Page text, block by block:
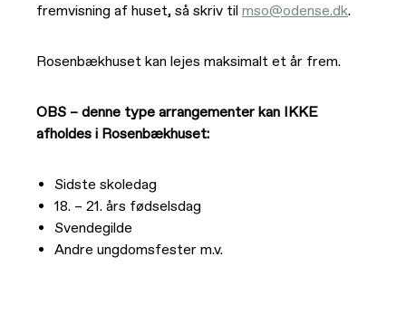
fremvisning af huset, så skriv tilmso@odense.dk.
Rosenbækhuset kan lejes maksimalt et år frem.
OBS – denne type arrangementer kan IKKE
afholdes i Rosenbækhuset:
Sidste skoledag
18. – 21. års fødselsdag
Svendegilde
Andre ungdomsfester m.v.